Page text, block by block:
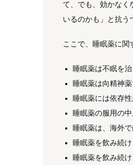
て、でも、効かなく
いるのかも」と抗う
ここで、睡眠薬に関
睡眠薬は不眠を
睡眠薬は向精神
睡眠薬には依存
睡眠薬の服用の
睡眠薬は、海外
睡眠薬を飲み続
睡眠薬を飲み続